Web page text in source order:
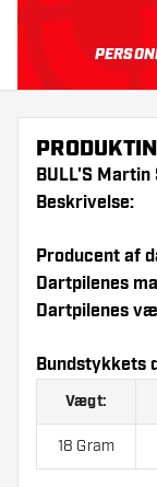
BULL'S
Beskrivelse:
Producent af
Dartpilenes
Dartpilenes
Bundstykkets
Vægt:
18 Gram